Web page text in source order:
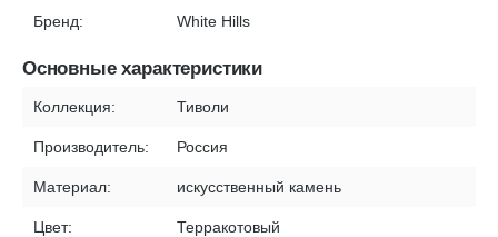
Бренд: White Hills
Основные характеристики
Коллекция: Тиволи
Производитель: Россия
Материал: искусственный камень
Цвет: Терракотовый